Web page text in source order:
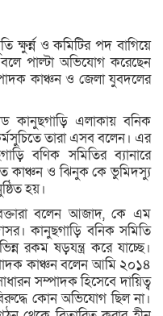
ক্ষুর্ন্ন ও কমিটির পদ বাগিয়ে
পাল্টা অভিযোগ করেছেন
কাঞ্চন ও জেলা যুবদলের
কানুছগাড়ি এলাকায় বনিক
তারা এসব বলেন। এর
বণিক সমিতির ব্যানারে
কাঞ্চন ও ঝিনুক কে ভুমিদস্যু
হয়।
বক্তারা বলেন আজাদ, কে এম
কানুছগাড়ি বনিক সমিতি
রকম ষড়যন্ত্র করে যাচ্ছে।
কাঞ্চন বলেন আমি ২০১৪
সম্পাদক হিসেবে দায়িত্ব
কোন অভিযোগ ছিল না।